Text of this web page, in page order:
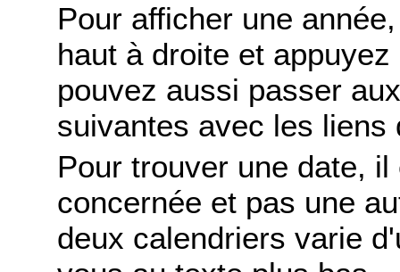
Pour afficher une
haut à droite et
pouvez aussi passer
suivantes avec les liens
Pour trouver une date,
concernée et pas une
deux calendriers varie